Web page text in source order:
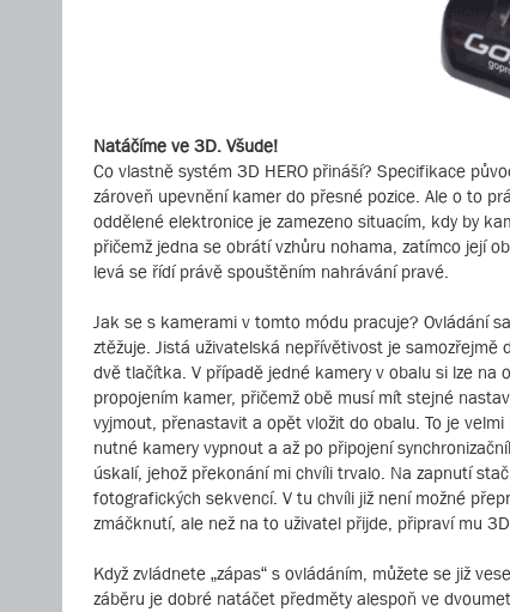
Natáčíme ve 3D. Všude!
Co vlastně systém 3D HERO přináší? Specifikace
zároveň upevnění kamer do přesné pozice. Ale o to
oddělené elektronice je zamezeno situacím, kdy by
přičemž jedna se obrátí vzhůru nohama, zatímco její
levá se řídí právě spouštěním nahrávání pravé.
Jak se s kamerami v tomto módu pracuje? Ovládání
ztěžuje. Jistá uživatelská nepřívětivost je
dvě tlačítka. V případě jedné kamery v obalu si lze na
propojením kamer, přičemž obě musí mít stejné
vyjmout, přenastavit a opět vložit do obalu. To je
nutné kamery vypnout a až po připojení
úskalí, jehož překonání mi chvíli trvalo. Na zapnutí
fotografických sekvencí. V tu chvíli již není možné
zmáčknutí, ale než na to uživatel přijde, připraví mu
Když zvládnete „zápas“ s ovládáním, můžete se již
záběru je dobré natáčet předměty alespoň ve